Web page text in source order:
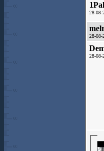
28-08-
28-08-
28-08-